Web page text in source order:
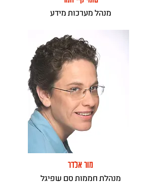
מנהל מערכות מידע
מור אלדר
מנהלת חממות סם שפיגל